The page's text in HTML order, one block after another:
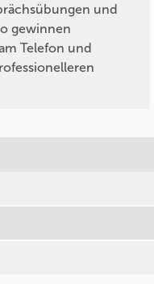
und
gewinnen
Telefon und